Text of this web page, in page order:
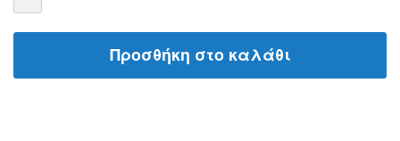
Προσθήκη στο καλάθι